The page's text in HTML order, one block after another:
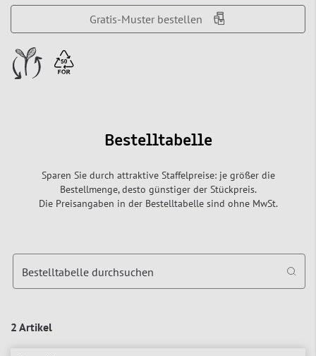
Gratis-Muster bestellen
Bestelltabelle
Sparen Sie durch attraktive Staffelpreise: je größer die
Bestellmenge, desto günstiger der Stückpreis.
Die Preisangaben in der Bestelltabelle sind ohne MwSt.
2 Artikel
Bestelltabelle durchsuchen